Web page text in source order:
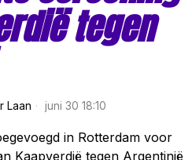
tegen
Laan juni 30 18:10